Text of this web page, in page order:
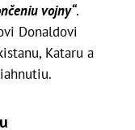
vojny“.
Donaldovi
Kataru a